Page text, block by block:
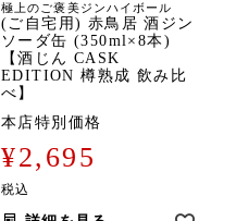
極上のご褒美ジンハイボール
(ご自宅用) 赤鳥居 酒ジン
ソーダ缶 (350ml×8本)
【酒じん CASK
EDITION 樽熟成 飲み比
べ】
本店特別価格
¥2,695
税込